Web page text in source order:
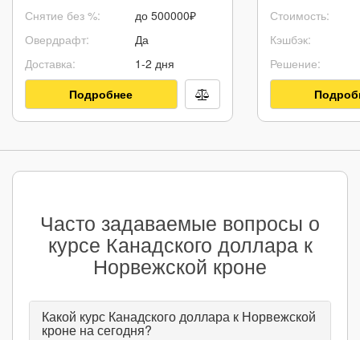
Снятие без %:
Овердрафт:
Доставка:
до 500000₽
Да
1-2 дня
Подробнее
Стоимость:
Кэшбэк:
Решение:
Часто задаваемые вопросы о
курсе Канадского доллара к
Норвежской кроне
Какой курс Канадского доллара к Норвежской
кроне на сегодня?